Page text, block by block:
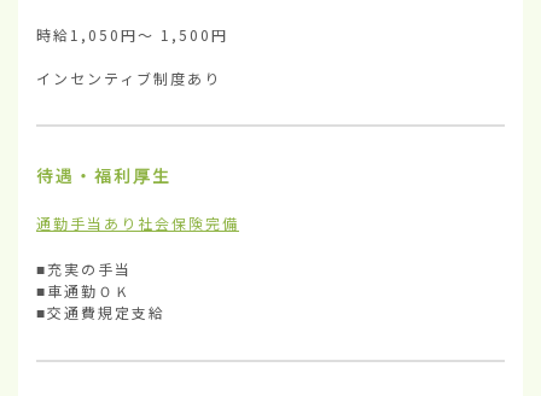
時給1,050円〜 1,500円
インセンティブ制度あり
待遇・福利厚生
通勤手当あり 社会保険完備
■充実の手当
■車通勤ＯＫ
■交通費規定支給